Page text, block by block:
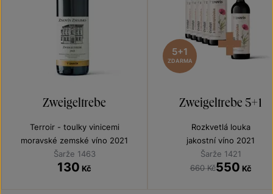
Zweigeltrebe
Terroir - toulky vinicemi
moravské zemské víno 2021
Šarže 1463
130 Kč
5+1
ZDARMA
Zweigeltrebe 5+1
Rozkvetlá louka
jakostní víno 2021
Šarže 1421
660 Kč550 Kč